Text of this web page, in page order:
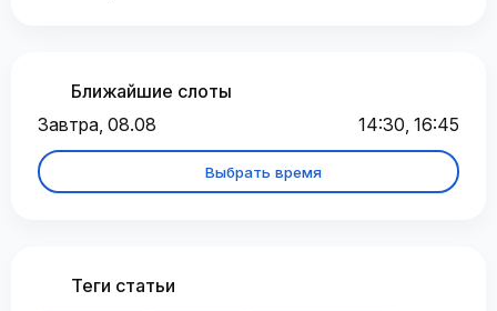
Ближайшие слоты
Завтра, 08.08
14:30, 16:45
Выбрать время
Теги статьи